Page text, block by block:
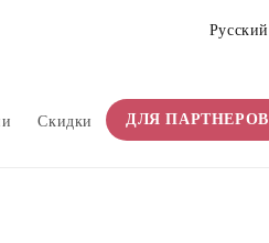
Скидки ДЛЯ ПАРТНЕРОВ
Я
ы
к
Русский